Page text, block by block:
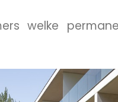
welke